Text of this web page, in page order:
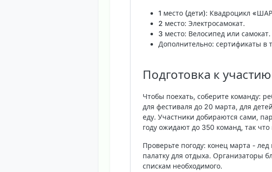
1 место (дети): Квадроцикл
2 место: Электросамокат.
3 место: Велосипед или самокат.
Дополнительно: сертификаты в
Подготовка к
Чтобы поехать, соберите команду:
для фестиваля до 20 марта, для
еду. Участники добираются сами,
году ожидают до 350 команд, так что
Проверьте погоду: конец марта -
палатку для отдыха. Организаторы
спискам необходимого.